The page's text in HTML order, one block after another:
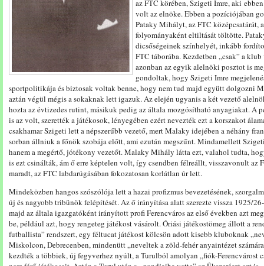
azFTC körében,Szigeti Imre, aki
voltazelnöke. Ebben a pozíciójában
Pataky Mihályt,azFTC középcsatárát,
folyományaként eltiltását töltötte.
dicsőségeinekszínhelyét, inkább
FTC táborába.Kezdetben „csak” a klub
azonban azegyikalelnöki posztot is
gondoltak,hogy Szigeti Imre
sportpolitikájaés biztosak voltak benne,hogy nem tud majd együtt dolgozni
aztán végül mégis a sokaknak lett igazuk. Az elején ugyanis a két vezető
hoztaazévtizedesrutint,másikuk pedig az általa mozgósítható anyagiakat. A
is az volt, szerették a játékosok, lényegében ezért nevezték ezt a korszakot
csakhamarSzigeti lettanépszerűbb vezető, mert Malaky idejében a néhány
sorban állniuk a főnök szobája előtt, ami ezután megszűnt. Mindamellett
hanem a megértő, jótékony vezetőt. Malaky Mihály látta ezt, valahol tudta,
is ezt csinálták, ám ő erre képtelen volt, így csendben félreállt, visszavonult az
maradt, azFTC labdarúgásában fokozatosan korlátlan úrlett.
Mindeközben hangos szószólója lett a hazai profizmus bevezetésének,
új és nagyobb tribünök felépítését. Az ő irányítása alatt szerezte vissza 1925/
majd az általa igazgatóként irányított profi Ferencváros az első években azt
be, például azt, hogy rengeteg játékost vásárolt. Óriási játékostömeg állott a
futballista” rendszert, egy féltucat játékost kölcsön adott kisebb kluboknak
Miskolcon, Debrecenben, mindenütt „neveltek a zöld-fehér anyaintézet
kezdték a többiek, új fegyverhez nyúlt, a Turulból amolyan „fiók-Ferencvárost